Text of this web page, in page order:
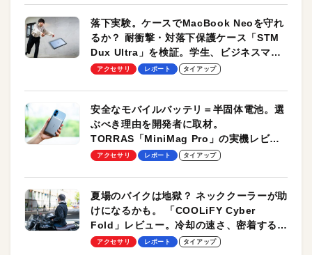
落下実験。ケースでMacBook Neoを守れ
るか？ 耐衝撃・対落下保護ケース「STM
Dux Ultra」を検証。学生、ビジネスマン
のモバイルユースに最適！
アクセサリ レポート タイアップ
安全なモバイルバッテリ＝半固体電池。選
ぶべき理由を開発者に取材。
TORRAS「MiniMag Pro」の実機レビュ
ーも
アクセサリ レポート タイアップ
夏場のバイクは地獄？ ネッククーラーが助
けになるかも。 「COOLiFY Cyber
Fold」レビュー。冷却の速さ、密着する冷
却プレート、シンプルな操作性がグッド！
アクセサリ レポート タイアップ